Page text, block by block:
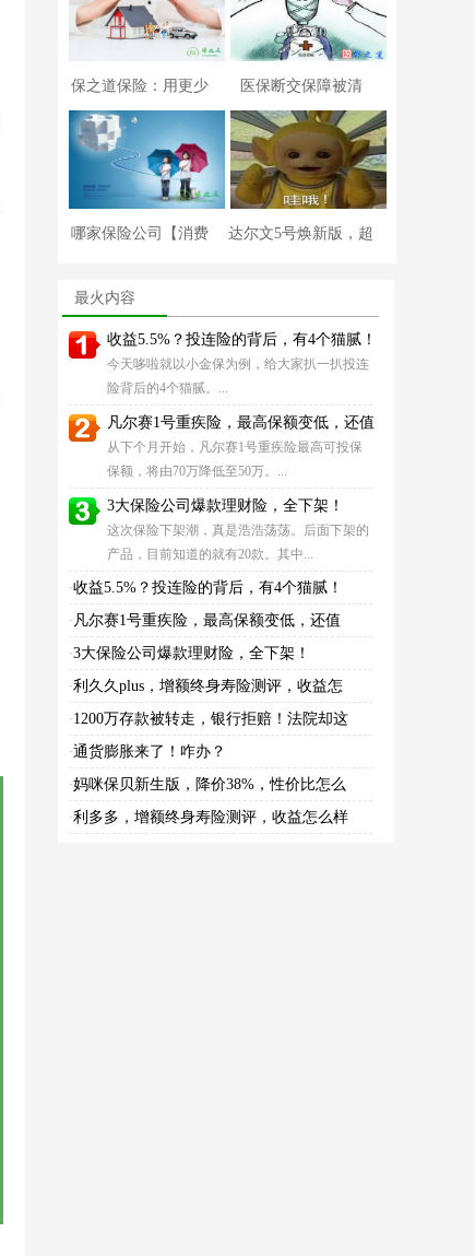
保之道保险：用更少
的钱，买更好的产
医保断交保障被清
零？深度解读医保
哪家保险公司【消费 达尔文5号焕新版，超
最火内容
收益5.5%？投连险的背后，有4个猫腻！
今天哆啦就以小金保为例，给大家扒一扒投连
险背后的4个猫腻。...
凡尔赛1号重疾险，最高保额变低，还值
从下个月开始，凡尔赛1号重疾险最高可投保
保额，将由70万降低至50万。...
3大保险公司爆款理财险，全下架！
这次保险下架潮，真是浩浩荡荡。后面下架的
产品，目前知道的就有20款。其中...
·收益5.5%？投连险的背后，有4个猫腻！
· 凡尔赛1号重疾险，最高保额变低，还值
·3大保险公司爆款理财险，全下架！
·利久久plus，增额终身寿险测评，收益怎
·1200万存款被转走，银行拒赔！法院却这
·通货膨胀来了！咋办？
·妈咪保贝新生版，降价38%，性价比怎么
·利多多，增额终身寿险测评，收益怎么样